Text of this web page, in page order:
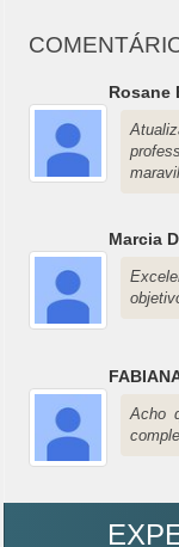
Rosane
Marcia
Acho